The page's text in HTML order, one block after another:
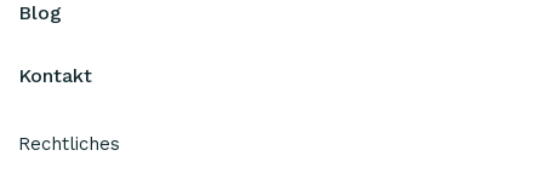
Blog
Kontakt
Rechtliches